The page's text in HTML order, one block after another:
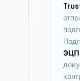
ЭЦП,